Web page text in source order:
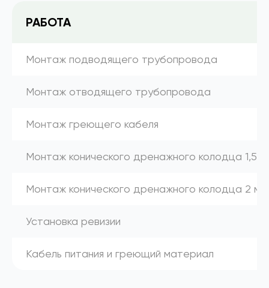
РАБОТА
Монтаж подводящего трубопровода
Монтаж отводящего трубопровода
Монтаж греющего кабеля
Монтаж конического дренажного колодца 1,5 м
Монтаж конического дренажного колодца 2 м
Установка ревизии
Кабель питания и греющий материал